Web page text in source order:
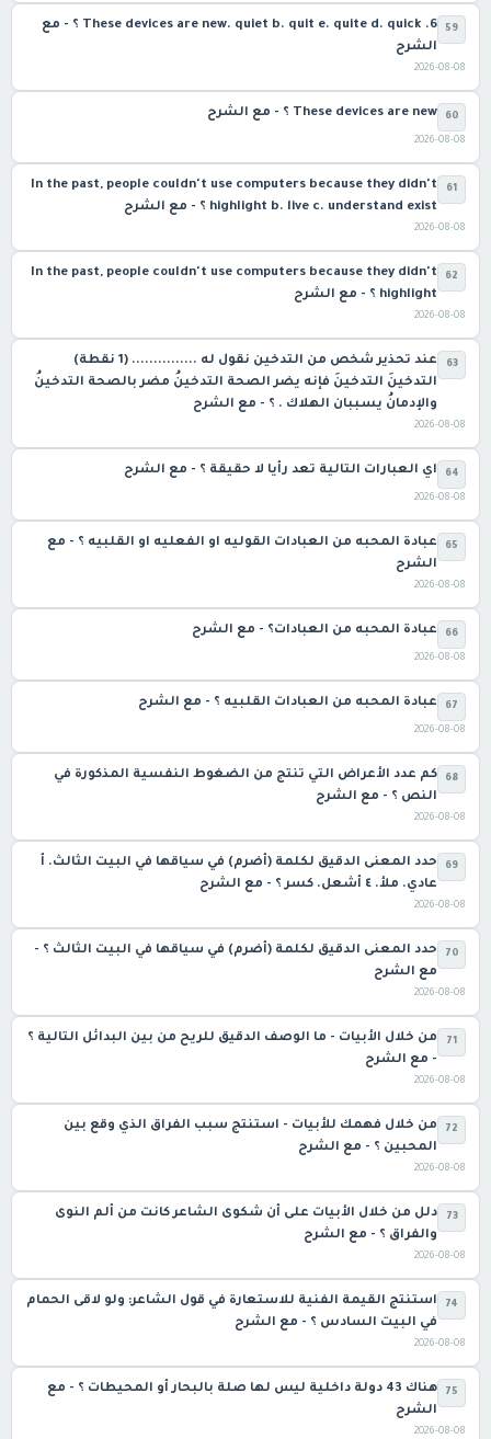
59
6. These devices are new. quiet b. quit e. quite d. quick ؟ - مع
الشرح
2026-08-08
60 These devices are new ؟ - مع الشرح
2026-08-08
61
In the past, people couldn't use computers because they didn't
highlight b. live c. understand exist ؟ - مع الشرح
2026-08-08
62
In the past, people couldn't use computers because they didn't
highlight ؟ - مع الشرح
2026-08-08
63
عند تحذير شخص من التدخين نقول له ............... (1 نقطة)
التدخينَ التدخينَ فإنه يضر الصحة التدخينُ مضر بالصحة التدخينُ
والإدمانُ يسببان الهلاك . ؟ - مع الشرح
2026-08-08
64 اي العبارات التالية تعد رأيا لا حقيقة ؟ - مع الشرح
2026-08-08
65
عبادة المحبه من العبادات القوليه او الفعليه او القلبيه ؟ - مع
الشرح
2026-08-08
66 عبادة المحبه من العبادات؟ - مع الشرح
2026-08-08
67 عبادة المحبه من العبادات القلبيه ؟ - مع الشرح
2026-08-08
68
كم عدد الأعراض التي تنتج من الضغوط النفسية المذكورة في
النص ؟ - مع الشرح
2026-08-08
69
حدد المعنى الدقيق لكلمة (أضرم) في سياقها في البيت الثالث. أ
عادي. ملأ. ٤ أشعل. كسر ؟ - مع الشرح
2026-08-08
70
حدد المعنى الدقيق لكلمة (أضرم) في سياقها في البيت الثالث ؟ -
مع الشرح
2026-08-08
71
من خلال الأبيات - ما الوصف الدقيق للريح من بين البدائل التالية ؟
- مع الشرح
2026-08-08
72
من خلال فهمك للأبيات - استنتج سبب الفراق الذي وقع بين
المحبين ؟ - مع الشرح
2026-08-08
73
دلل من خلال الأبيات على أن شكوى الشاعر كانت من ألم النوى
والفراق ؟ - مع الشرح
2026-08-08
74
استنتج القيمة الفنية للاستعارة في قول الشاعر: ولو لاقى الحمام
في البيت السادس ؟ - مع الشرح
2026-08-08
75
‏هناك 43 دولة داخلية ليس لها صلة بالبحار أو المحيطات ؟ - مع
الشرح
2026-08-08